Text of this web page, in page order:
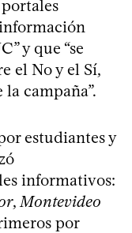
y que “se
el No y el Sí,
campaña”.
estudiantes y
informativos:
, Montevideo
por